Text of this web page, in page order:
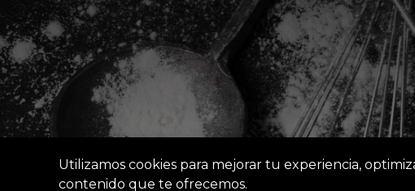
Utilizamos cookies para mejorar tu experiencia,
contenido que te ofrecemos.